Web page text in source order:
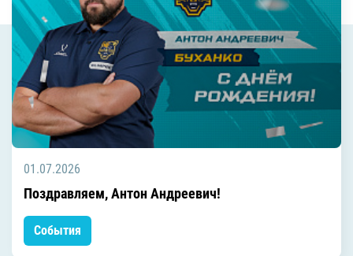
01.07.2026
Поздравляем, Антон Андреевич!
События